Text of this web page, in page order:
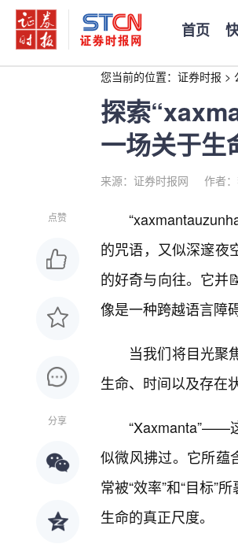
首页
您当前的位置： 证券时报 >
探索
一场关于生
来源：证券时报网 作者
点赞
分享
的咒语，又似深邃夜
的好奇与向往。它并
像是一种跨越语言障
当我们将目光聚
生命、时间以及存在
“Xaxmanta”——
似微风拂过。它所蕴
常被“效率”和“目标”
生命的真正尺度。